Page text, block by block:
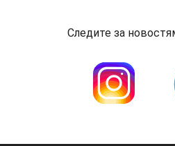
Следите за